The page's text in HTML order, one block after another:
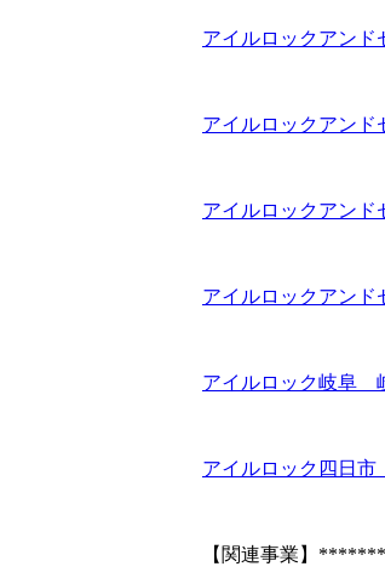
アイルロックアンド
アイルロックアンド
アイルロックアン
アイルロックアン
アイルロック岐阜
アイルロック四日
【関連事業】